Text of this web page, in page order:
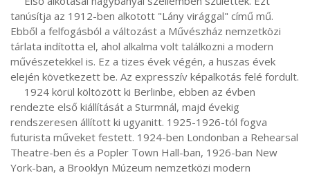
tanúsítja az 1912-ben alkotott "Lány virággal" című mű.
Ebből a felfogásból a változást a Művészház nemzetközi
tárlata indította el, ahol alkalma volt találkozni a modern
művészetekkel is. Ez a tizes évek végén, a huszas évek
elején következett be. Az expresszív képalkotás felé fordult.
rendezte első kiállítását a Sturmnál, majd évekig
rendszeresen állított ki ugyanitt. 1925-1926-tól fogva
futurista műveket festett. 1924-ben Londonban a Rehearsal
Theatre-ben és a Popler Town Hall-ban, 1926-ban New
York-ban, a Brooklyn Múzeum nemzetközi modern